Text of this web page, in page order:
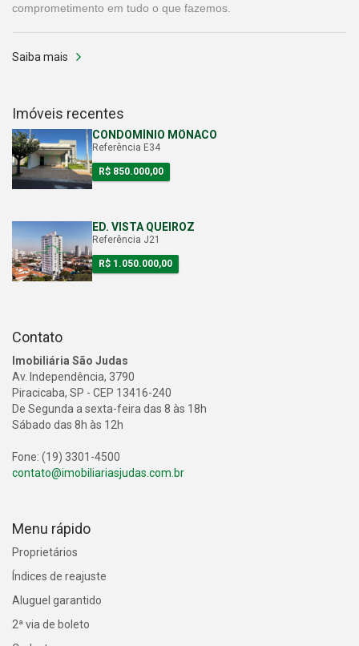
comprometimento em tudo o que fazemos.
Saiba mais
Imóveis recentes
CONDOMÍNIO MÔNACO
Referência E34
R$ 850.000,00
ED. VISTA QUEIROZ
Referência J21
R$ 1.050.000,00
Contato
Imobiliária São Judas
Av. Independência, 3790
Piracicaba, SP - CEP 13416-240
De Segunda a sexta-feira das 8 às 18h
Sábado das 8h às 12h
Fone: (19) 3301-4500
contato@imobiliariasjudas.com.br
Menu rápido
Proprietários
Índices de reajuste
Aluguel garantido
2ª via de boleto